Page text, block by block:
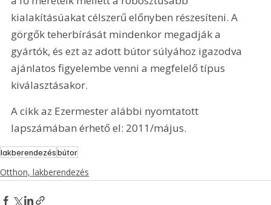
kialakításúakat célszerű előnyben részesíteni. A
görgők teherbírását mindenkor megadják a
gyártók, és ezt az adott bútor súlyához igazodva
ajánlatos figyelembe venni a megfelelő típus
kiválasztásakor.
A cikk az Ezermester alábbi nyomtatott
lapszámában érhető el: 2011/május.
lakberendezésbútor
Otthon, lakberendezés